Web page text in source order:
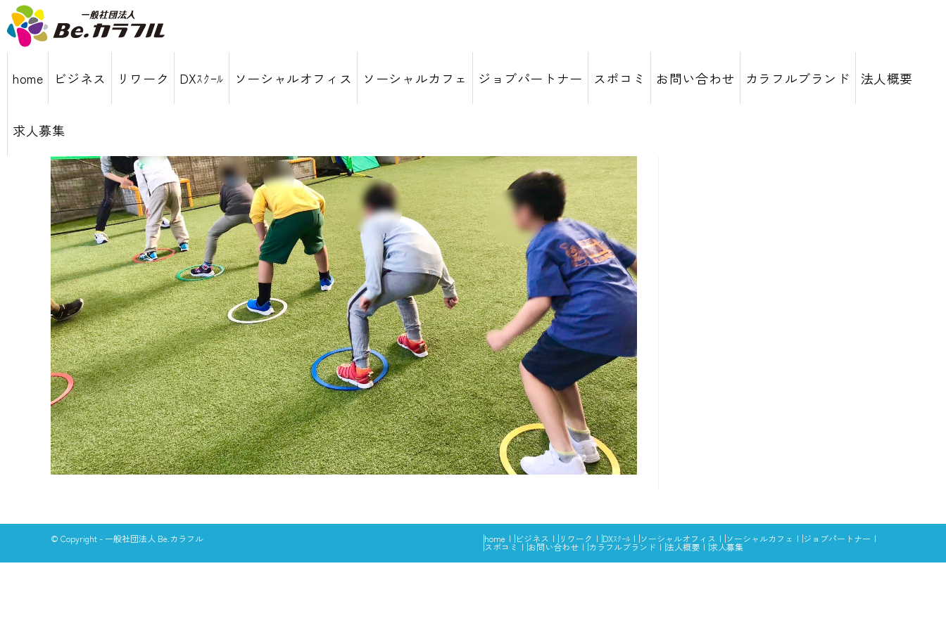
home ビジネス リワーク DXｽｸｰﾙ ソーシャルオフィス ソーシャルカフェ ジョブパートナー スポコミ お問い合わせ カラフルブランド 法人概要
求人募集
home ビジネス リワーク DXｽｸｰﾙ ソーシャルオフィス ソーシャルカフェ ジョブパートナー
スポコミ お問い合わせ カラフルブランド 法人概要 求人募集
© Copyright - 一般社団法人 Be.カラフル